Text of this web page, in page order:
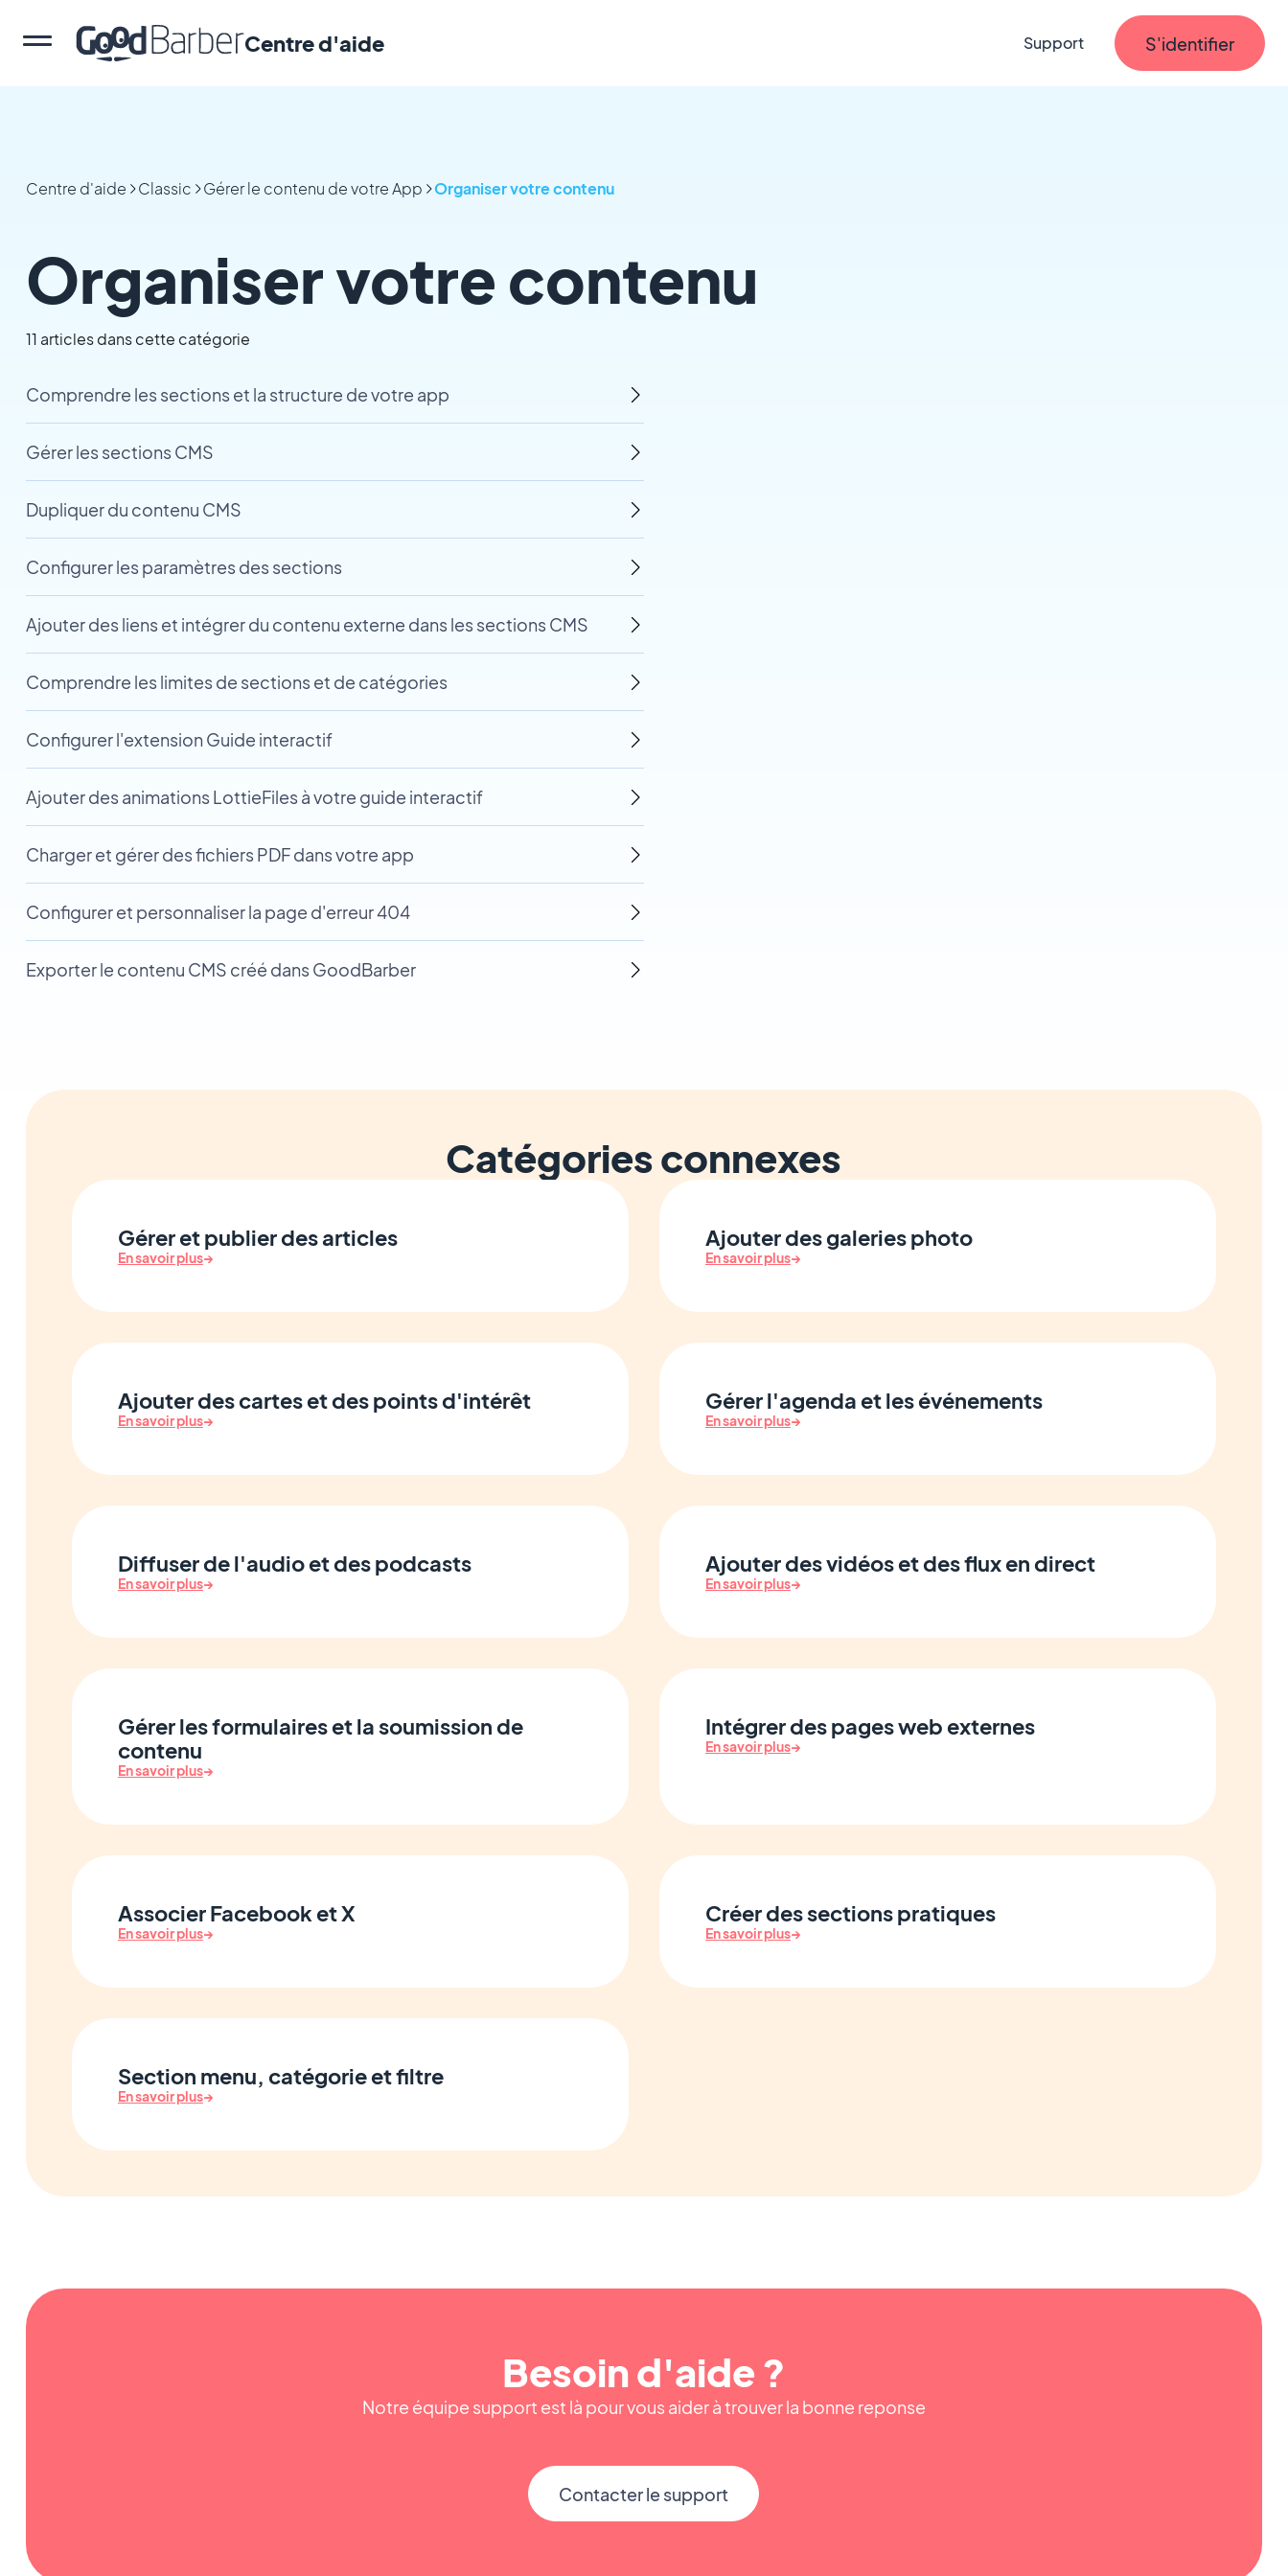
Centre d'aide Support S'identifier
Centre d'aide Classic Gérer le contenu de votre App Organiser votre contenu
Organiser votre contenu
11 articles dans cette catégorie
Comprendre les sections et la structure de votre app
Gérer les sections CMS
Dupliquer du contenu CMS
Configurer les paramètres des sections
Ajouter des liens et intégrer du contenu externe dans les sections CMS
Comprendre les limites de sections et de catégories
Configurer l'extension Guide interactif
Ajouter des animations LottieFiles à votre guide interactif
Charger et gérer des fichiers PDF dans votre app
Configurer et personnaliser la page d'erreur 404
Exporter le contenu CMS créé dans GoodBarber
Catégories connexes
Gérer et publier des articles
En savoir plus→
Ajouter des galeries photo
En savoir plus→
Ajouter des cartes et des points d'intérêt
En savoir plus→
Gérer l'agenda et les événements
En savoir plus→
Diffuser de l'audio et des podcasts
En savoir plus→
Ajouter des vidéos et des flux en direct
En savoir plus→
Gérer les formulaires et la soumission de
contenu
En savoir plus→
Intégrer des pages web externes
En savoir plus→
Associer Facebook et X
En savoir plus→
Créer des sections pratiques
En savoir plus→
Section menu, catégorie et filtre
En savoir plus→
Besoin d'aide ?
Notre équipe support est là pour vous aider à trouver la bonne reponse
Contacter le support